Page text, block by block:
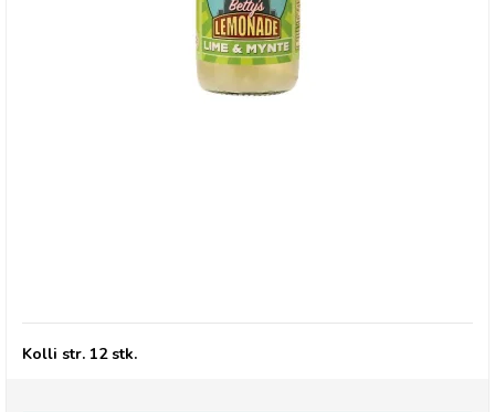
Kolli str. 12 stk.